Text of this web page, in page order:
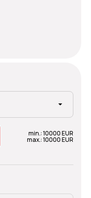
min.: 10000 EUR
max.: 10000 EUR